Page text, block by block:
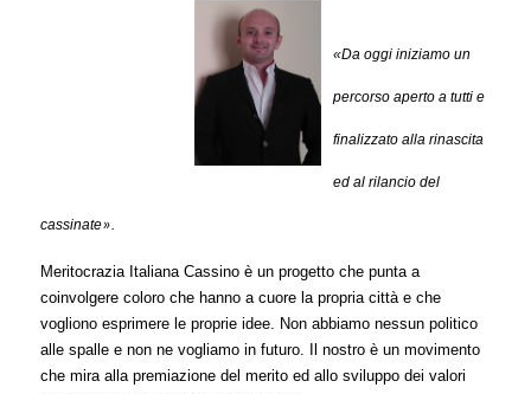
«Da oggi iniziamo un
percorso aperto a tutti e
finalizzato alla rinascita
ed al rilancio del
cassinate».
Meritocrazia Italiana Cassino è un progetto che punta a
coinvolgere coloro che hanno a cuore la propria città e che
vogliono esprimere le proprie idee. Non abbiamo nessun politico
alle spalle e non ne vogliamo in futuro. Il nostro è un movimento
che mira alla premiazione del merito ed allo sviluppo dei valori